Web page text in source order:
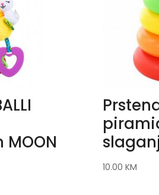
10.00KM